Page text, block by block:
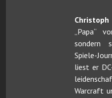
„Papa“
sondern
Spiele-
liest er
Warcraft